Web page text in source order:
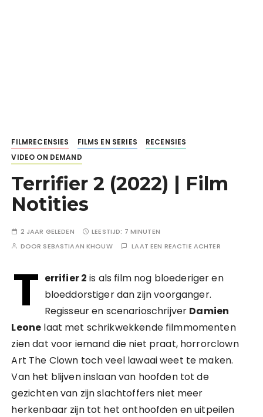
FILMRECENSIES FILMS EN SERIES
RECENSIES
VIDEO ON DEMAND
Terrifier 2 (2022) | Film
Notities
2 JAAR GELEDEN LEESTIJD: 7 MINUTEN
DOOR SEBASTIAAN KHOUW LAAT EEN REACTIE ACHTER
T errifier 2 is als film nog bloederiger en
bloeddorstiger dan zijn voorganger.
Regisseur en scenarioschrijver Damien
Leone laat met schrikwekkende filmmomenten
zien dat voor iemand die niet praat, horrorclown
Art The Clown toch veel lawaai weet te maken.
Van het blijven inslaan van hoofden tot de
gezichten van zijn slachtoffers niet meer
herkenbaar zijn tot het onthoofden en uitpeilen